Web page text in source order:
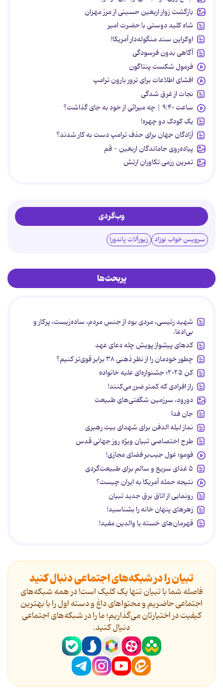
بازگشت زوار اربعین حسینی از مرز مهران
شاه کلید دوستی با حضرت امیر
اوکراین سند منگوله‌دار آمریکا!
آگاهی بدون فرسودگی
فرمول شکست پنتاگون
افشای اطلاعات برای ترور بارون ترامپ
نجات از غرق شدگی
ساعت ۹:۴۰ | چه میراثی از خود به جای گذاشت؟
یک کودک دو چهره!
آزادگان جهان برای حذف ترامپ دست به کار شدند؟
پیاده‌روی جاماندگان اربعین - قم
تمرین رزمی تکاوران ارتش
وب‌گردی
سرویس خواب نوزاد زیورآلات پاندورا
پربحث‌ها
شهید رئیسی، مردی بود از جنس مردم، ساده‌زیست، پرکار و
بی‌ادعا.
کدهای پیشواز پویش چله دعای عهد
چطور خودمان را از نظر ذهنی ۳۸ برابر قوی‌تر کنیم؟
کن ۲۰۲۵؛ جشنواره‌ای علیه خانواده
راز افرادی که کمتر ضرر می‌کنند!
دورود، سرزمین شگفتی‌های طبیعت
جان فدا
نماز لیله الدفن برای شهدای بیت رهبری
طرح اختصاصی تبیان ویژه روز جهانی قدس
فومو؛ غول جیب‌بر فضای مجازی!
۵ غذای سریع و سالم برای طبیعت‌گردی
نتیجه حمله آمریکا به ایران چیست؟
رونمایی از اتاق برق جدید تبیان
زهرهای پنهان خانه را بشناسید!
قهرمان‌های خسته یا والدین مفید!
تبیان را در شبکه‌های اجتماعی دنبال کنید
فاصله شما با تبیان تنها یک کلیک است! در همه شبکه‌های
اجتماعی حاضریم و محتواهای داغ و دسته اول را با بهترین
کیفیت در اختیارتان می‌گذاریم؛ ما را در شبکه‌های اجتماعی
دنیال کنید.